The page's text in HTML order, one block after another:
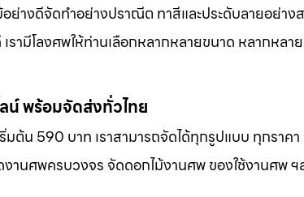
อย่างดีจัดทำอย่างปราณีต ทาสีและประดับลายอย่า
เรามีโลงศพให้ท่านเลือกหลากหลายขนาด หลากห
น์ พร้อมจัดส่งทั่วไทย
มต้น 590 บาท เราสามารถจัดได้ทุกรูปแบบ ทุกรา
านศพครบวงจร จัดดอกไม้งานศพ ของใช้งานศพ ฯ